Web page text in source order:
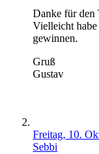
Danke für den
Vielleicht
gewinnen.
Gruß
Gustav
Freitag, 10.
Sebbi